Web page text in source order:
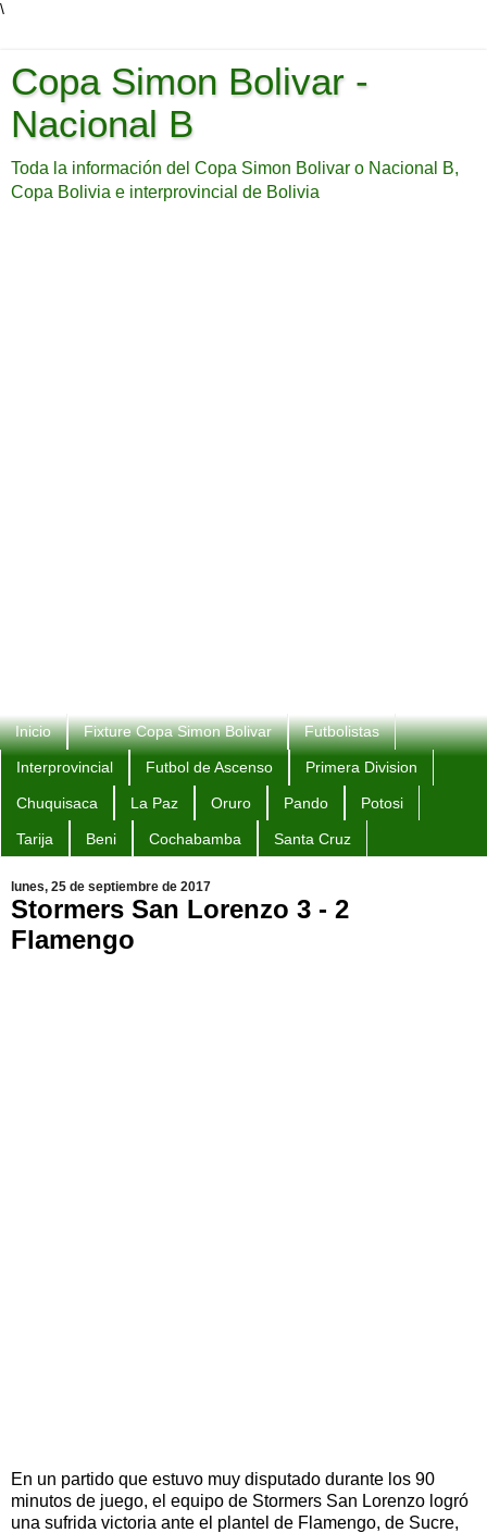
\
Copa Simon Bolivar -
Nacional B
Toda la información del Copa Simon Bolivar o Nacional B,
Copa Bolivia e interprovincial de Bolivia
Inicio Fixture Copa Simon Bolivar Futbolistas
Interprovincial Futbol de Ascenso Primera Division
Chuquisaca La Paz Oruro Pando Potosi
Tarija Beni Cochabamba Santa Cruz
lunes, 25 de septiembre de 2017
Stormers San Lorenzo 3 - 2
Flamengo
En un partido que estuvo muy disputado durante los 90
minutos de juego, el equipo de Stormers San Lorenzo logró
una sufrida victoria ante el plantel de Flamengo, de Sucre,